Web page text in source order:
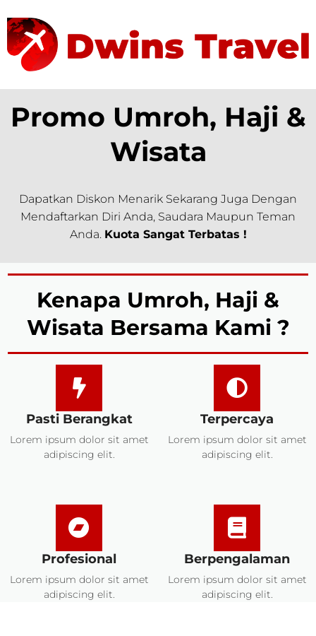
Promo Umroh, Haji &
Wisata
Dapatkan Diskon Menarik Sekarang Juga Dengan
Mendaftarkan Diri Anda, Saudara Maupun Teman
Anda. Kuota Sangat Terbatas !
Kenapa Umroh, Haji &
Wisata Bersama Kami ?
Pasti Berangkat
Lorem ipsum dolor sit amet
adipiscing elit.
Terpercaya
Lorem ipsum dolor sit amet
adipiscing elit.
Profesional
Lorem ipsum dolor sit amet
adipiscing elit.
Berpengalaman
Lorem ipsum dolor sit amet
adipiscing elit.